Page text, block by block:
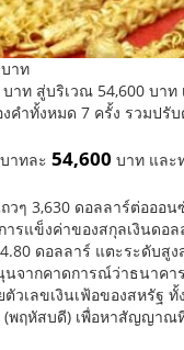
าท
าท สู่บริเวณ 54,600 บา
คำทั้งหมด 7 ครั้ง รวมปรั
าทละ 54,600บาท และ
ๆ 3,630 ดอลลาร์ต่อออ
รแข็งค่าของสกุลเงินดอ
ดอลลาร์ แตะระดับสู
จากคาดการณ์ว่าธนาคา
เลขเงินเฟ้อของสหรัฐ
พฤหัสบดี) เพื่อหาสัญญาณ